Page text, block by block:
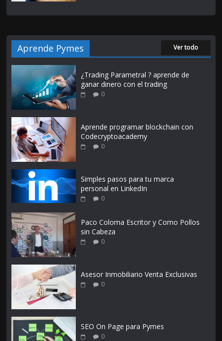
Aprende Pymes Ver todo
¿Trading Parametral ? aprende de
ganar dinero con el trading
0
Aprende programar blockchain con
Codecryptoacademy
0
Simples pasos para tu marca
personal en LinkedIn
0
Paco Coloma Escritor y Como Pollos
sin Cabeza
0
Asesor Inmobiliario Venta Exclusivas
0
SEO On Page para Pymes
0